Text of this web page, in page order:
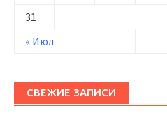
« Июл
31
СВЕЖИЕ ЗАПИСИ